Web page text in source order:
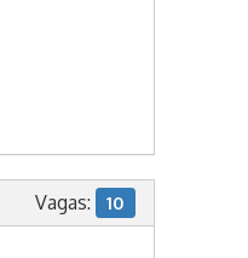
Vagas: 10